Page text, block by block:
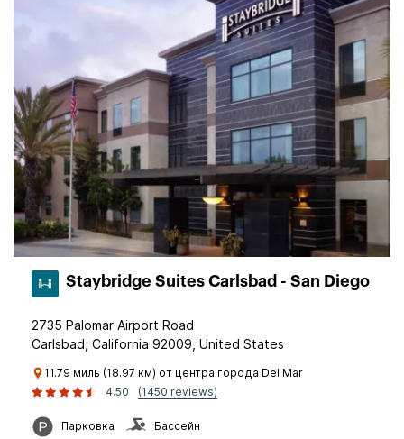
Staybridge Suites Carlsbad - San Diego
2735 Palomar Airport Road
Carlsbad, California 92009, United States
11.79 миль (18.97 км) от центра города Del Mar
4.50
(1450 reviews)
Парковка Бассейн